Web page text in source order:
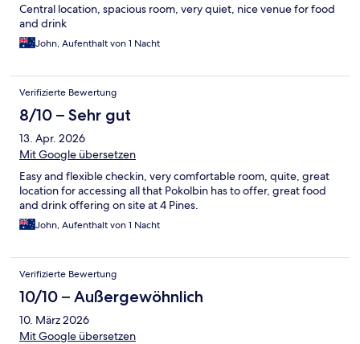
Central location, spacious room, very quiet, nice venue for food
and drink
John, Aufenthalt von 1 Nacht
Verifizierte Bewertung
8/10 – Sehr gut
13. Apr. 2026
Mit Google übersetzen
Easy and flexible checkin, very comfortable room, quite, great
location for accessing all that Pokolbin has to offer, great food
and drink offering on site at 4 Pines.
John, Aufenthalt von 1 Nacht
Verifizierte Bewertung
10/10 – Außergewöhnlich
10. März 2026
Mit Google übersetzen